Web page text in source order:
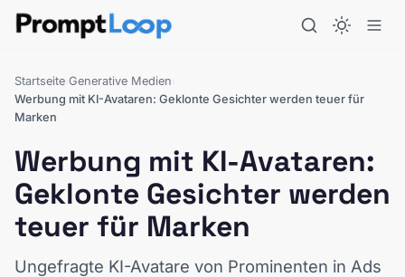
Startseite Generative Medien
Werbung mit KI-Avataren: Geklonte Gesichter werden teuer für
Marken
Werbung mit KI-Avataren:
Geklonte Gesichter werden
teuer für Marken
Ungefragte KI-Avatare von Prominenten in Ads